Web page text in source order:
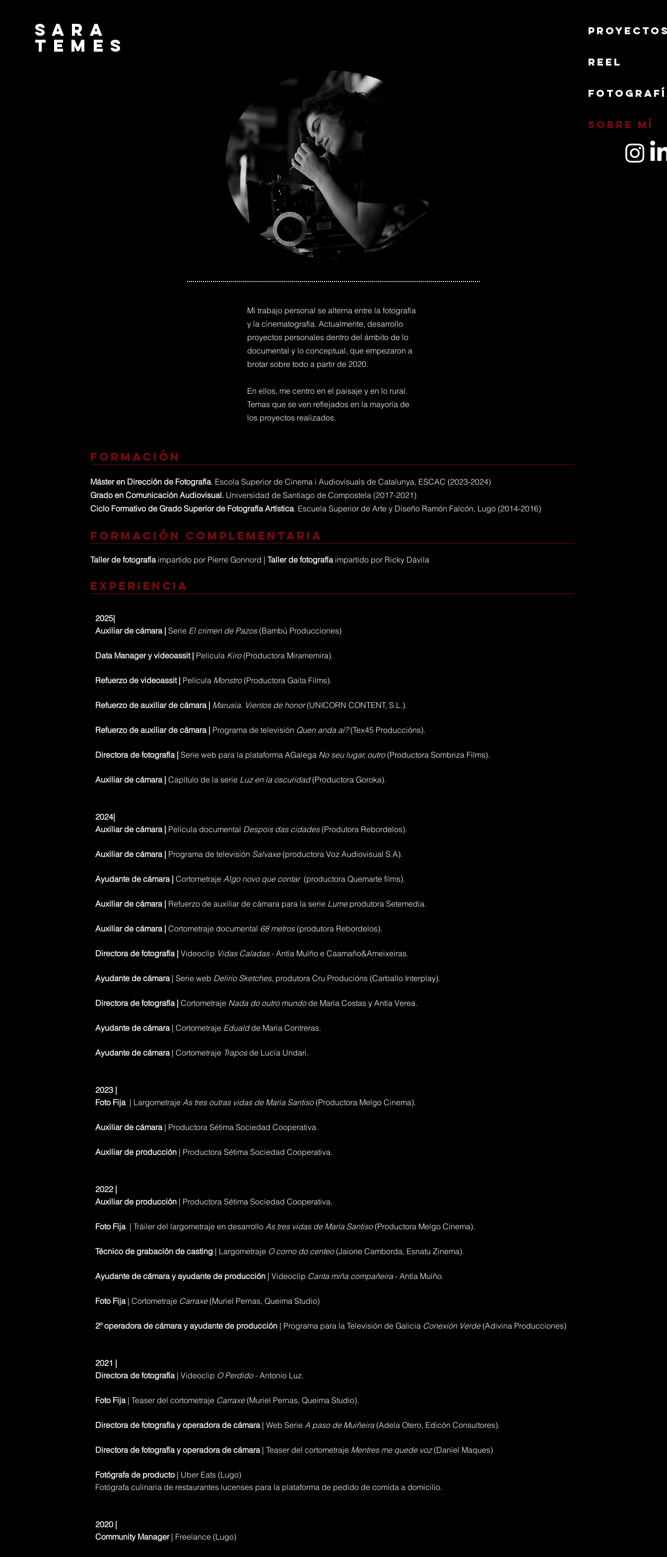
Sara
temes
Mi trabajo personal se alterna entre la fotografía
y la cinematografía. Actualmente, desarrollo
proyectos personales dentro del ámbito de lo
documental y lo conceptual, que empezaron a
brotar sobre todo a partir de 2020.
En ellos, me centro en el paisaje y en lo rural.
Temas que se ven reflejados en la mayoría de
los proyectos realizados.
REEL
Sobre mí
Formación
Máster en Dirección de Fotografía. Escola Superior de Cinema i Audiovisuals de Catalunya, ESCAC (2023-2024)
Grado en Comunicación Audiovisual. Universidad de Santiago de Compostela (2017-2021)
Ciclo Formativo de Grado Superior de Fotografía Artística. Escuela Superior de Arte y Diseño Ramón Falcón, Lugo (2014-2016)
Formación complementaria
Taller de fotografíaimpartido por Pierre Gonnord | Taller de fotografíaimpartido por Ricky Dávila
Experiencia
2025|
Auxiliar de cámara | Serie El crimen de Pazos(Bambú Producciones)
Data Manager y videoassit | Película Kiro(Productora Miramemira).
Refuerzo de videoassit | Película Monstro(Productora Gaita Films).
Refuerzo de auxiliar de cámara | Marusía. Vientos de honor(UNICORN CONTENT, S.L.).
Refuerzo de auxiliar de cámara | Programa de televisión Quen anda aí?(Tex45 Produccións).
Directora de fotografía | Serie web para la plataforma AGalega No seu lugar, outro(Productora Sombriza Films).
Auxiliar de cámara | Capítulo de la serie Luz en la oscuridad(Productora Goroka).
2024|
Auxiliar de cámara | Película documental Despois das cidades(Produtora Rebordelos).
Auxiliar de cámara | Programa de televisión Salvaxe(productora Voz Audiovisual S.A).
Ayudante de cámara | Cortometraje Algo novo que contar (productora Quemarte films).
Auxiliar de cámara | Refuerzo de auxiliar de cámara para la serie Lume produtora Setemedia.
Auxiliar de cámara | Cortometraje documental 68 metros(produtora Rebordelos).
Directora de fotografía | Videoclip Vidas Caladas- Antía Muíño e Caamaño&Ameixeiras.
Ayudante de cámara | Serie web Delirio Sketches, produtora Cru Producións (Carballo Interplay).
Directora de fotografía | Cortometraje Nada do outro mundode María Costas y Antía Verea.
Ayudante de cámara | Cortometraje Edualdde María Contreras.
Ayudante de cámara | Cortometraje Trapos de Lucía Undari.
2023 |
Foto Fija | Largometraje As tres outras vidas de María Santiso(Productora Melgo Cinema).
Auxiliar de cámara| Productora Sétima Sociedad Cooperativa.
Auxiliar de producción | Productora Sétima Sociedad Cooperativa.
2022 |
Auxiliar de producción | Productora Sétima Sociedad Cooperativa.
Foto Fija | Tráiler del largometraje en desarrollo As tres vidas de María Santiso(Productora Melgo Cinema).
Técnico de grabación de casting | Largometraje O corno do centeo(Jaione Camborda, Esnatu Zinema).
Ayudante de cámara y ayudante de producción | Videoclip Canta miña compañeira - Antía Muíño.
Foto Fija | Cortometraje Carraxe(Muriel Pernas, Queima Studio)
2º operadora de cámara y ayudante de producción | Programa para la Televisión de Galicia Conexión Verde(Adivina Producciones)
2021 |
Directora de fotografía| Videoclip O Perdido- Antonio Luz.
Foto Fija| Teaser del cortometraje Carraxe(Muriel Pernas, Queima Studio).
Directora de fotografía y operadora de cámara| Web Serie A paso de Muiñeira (Adela Otero, Edicón Consultores).
Directora de fotografía y operadora de cámara| Teaser del cortometraje Mentres me quede voz(Daniel Maques)
Fotógrafa de producto | Uber Eats (Lugo)
Fotógrafa culinaria de restaurantes lucenses para la plataforma de pedido de comida a domicilio.
2020 |
Community Manager | Freelance (Lugo)